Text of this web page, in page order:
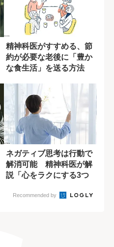
精神科医がすすめる、節
約が必要な老後に「豊か
な食生活」を送る方法
ネガティブ思考は行動で
解消可能 精神科医が解
説「心をラクにする3つ
Recommended by